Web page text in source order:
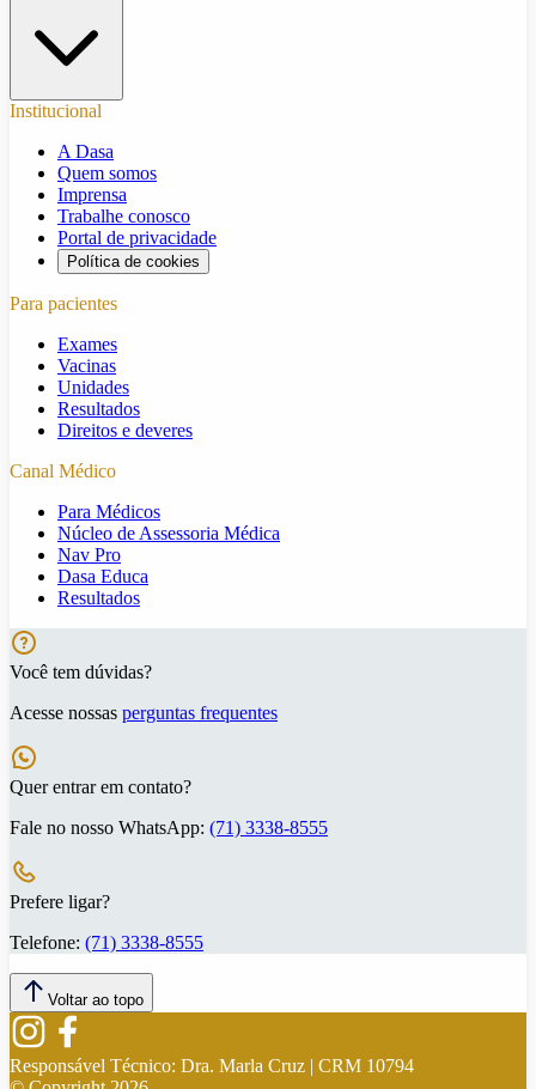
Institucional
A Dasa
Quem somos
Imprensa
Trabalhe conosco
Portal de privacidade
Política de cookies
Para pacientes
Exames
Vacinas
Unidades
Resultados
Direitos e deveres
Canal Médico
Para Médicos
Núcleo de Assessoria Médica
Nav Pro
Dasa Educa
Resultados
Você tem dúvidas?
Acesse nossas perguntas frequentes
Quer entrar em contato?
Fale no nosso WhatsApp: (71) 3338-8555
Prefere ligar?
Telefone: (71) 3338-8555
Voltar ao topo
Responsável Técnico: Dra. Marla Cruz | CRM 10794